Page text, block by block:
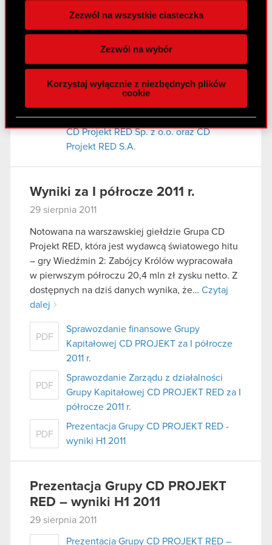
funkcje społecznościowe i analizować ruch w
naszej witrynie. Informacje o tym, jak korzystasz
z naszej witryny, udostępniamy partnerom
społecznościowym, reklamowym i analitycznym.
Partnerzy mogą połączyć te informacje z innymi
danymi otrzymanymi od Ciebie lub uzyskanymi
podczas korzystania z ich usług. Kontynuując
Zezwól na wszystkie ciasteczka
Zezwól na wybór
Korzystaj wyłącznie z niezbędnych plików
cookie
zależnej
Raport bieżący nr 58/2011
31 sierpnia 2011
Udzielenie rekomendacji przez Zarząd
podjęcia uchwały w sprawie połączenia
CD Projekt RED Sp. z o.o. oraz CD
Projekt RED S.A.
Wyniki za I półrocze 2011 r.
29 sierpnia 2011
Notowana na warszawskiej giełdzie Grupa CD
Projekt RED, która jest wydawcą światowego hitu
– gry Wiedźmin 2: Zabójcy Królów wypracowała
w pierwszym półroczu 20,4 mln zł zysku netto. Z
dostępnych na dziś danych wynika, że… Czytaj
dalej
PDF
Sprawozdanie finansowe Grupy
Kapitałowej CD PROJEKT za I półrocze
2011 r.
PDF
Sprawozdanie Zarządu z działalności
Grupy Kapitałowej CD PROJEKT RED za I
półrocze 2011 r.
PDF
Prezentacja Grupy CD PROJEKT RED -
wyniki H1 2011
Prezentacja Grupy CD PROJEKT
RED – wyniki H1 2011
29 sierpnia 2011
Prezentacja Grupy CD PROJEKT RED –